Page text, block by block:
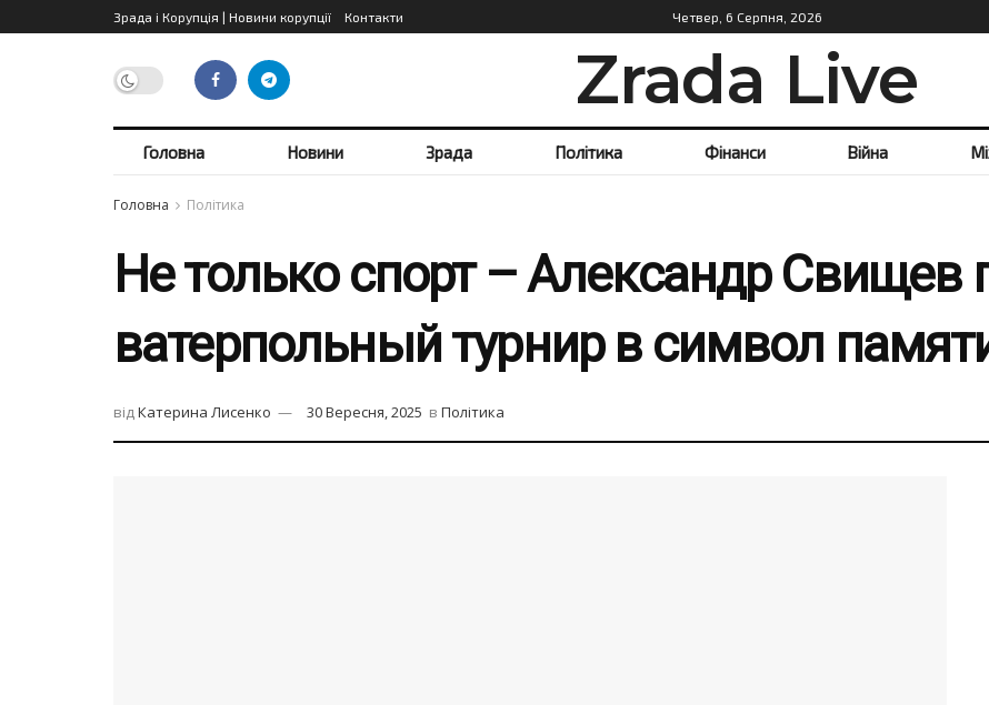
Зрада і Корупція | Новини корупції Контакти Четвер, 6 Серпня, 2026
Zrada Live
Головна Новини Зрада Політика Фінанси Війна
Головна Політика
Не только спорт – Александр Свищев
ватерпольный турнир в символ
відКатерина Лисенко 30 Вересня, 2025 в Політика